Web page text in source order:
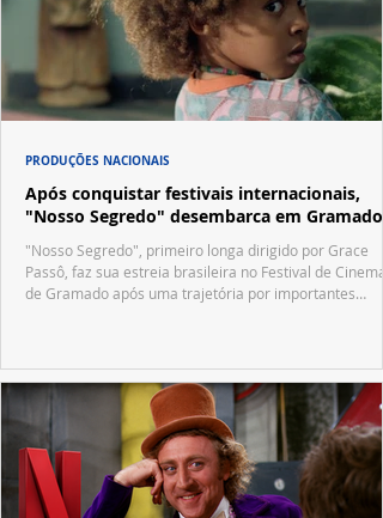
Após conquistar festivais internacionais,
"Nosso Segredo" desembarca em Gramado
"Nosso Segredo", primeiro longa dirigido por Grace
Passô, faz sua estreia brasileira no Festival de Cinema
de Gramado após uma trajetória por importantes
PRODUÇÕES NACIONAIS